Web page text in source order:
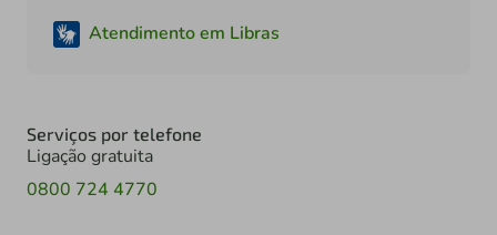
Atendimento em Libras
Serviços por telefone
Ligação gratuita
0800 724 4770